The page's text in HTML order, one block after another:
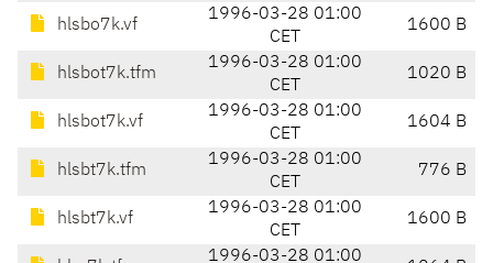
hlsbo7k.vf
1996-03-28 01:00
CET
1600 B
hlsbot7k.tfm
1996-03-28 01:00
CET
1020 B
hlsbot7k.vf
1996-03-28 01:00
CET
1604 B
hlsbt7k.tfm
1996-03-28 01:00
CET
776 B
hlsbt7k.vf
1996-03-28 01:00
CET
1600 B
1996-03-28 01:00